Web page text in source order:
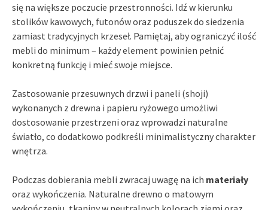
się na większe poczucie przestronności. Idź w kierunku
stolików kawowych, futonów oraz poduszek do siedzenia
zamiast tradycyjnych krzeseł. Pamiętaj, aby ograniczyć ilość
mebli do minimum – każdy element powinien pełnić
konkretną funkcję i mieć swoje miejsce.
Zastosowanie przesuwnych drzwi i paneli (shoji)
wykonanych z drewna i papieru ryżowego umożliwi
dostosowanie przestrzeni oraz wprowadzi naturalne
światło, co dodatkowo podkreśli minimalistyczny charakter
wnętrza.
Podczas dobierania mebli zwracaj uwagę na ich materiały
oraz wykończenia. Naturalne drewno o matowym